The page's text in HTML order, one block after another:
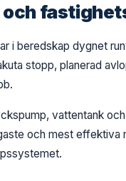
i beredskap dygnet
stopp, planerad
vattentank
och mest effektiva